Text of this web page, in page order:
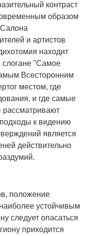
контраст
образом
и артистов
находит
слогане "Самое
Всесторонним
местом, где
и где самые
рассматривают
к видению
является
действительно
положение
устойчивым
следует опасаться
приходится